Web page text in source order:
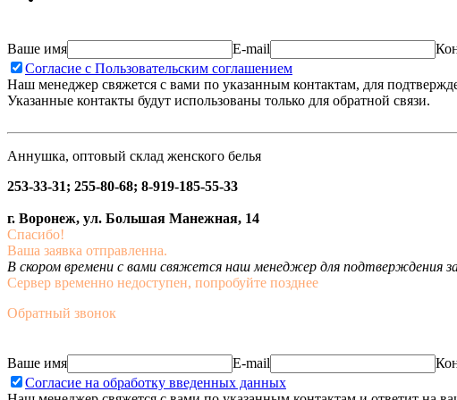
Ваше имя E-mail
Согласие с Пользовательским соглашением
Наш менеджер свяжется с вами по указанным контактам, для
Указанные контакты будут использованы только для обратной связи.
Аннушка, оптовый склад женского белья
253-33-31; 255-80-68; 8-919-185-55-33
г. Воронеж, ул. Большая Манежная, 14
Спасибо!
Ваша заявка отправленна.
В скором времени с вами свяжется наш менеджер для подтверждения
Сервер временно недоступен, попробуйте позднее
Обратный звонок
Ваше имя E-mail
Согласие на обработку введенных данных